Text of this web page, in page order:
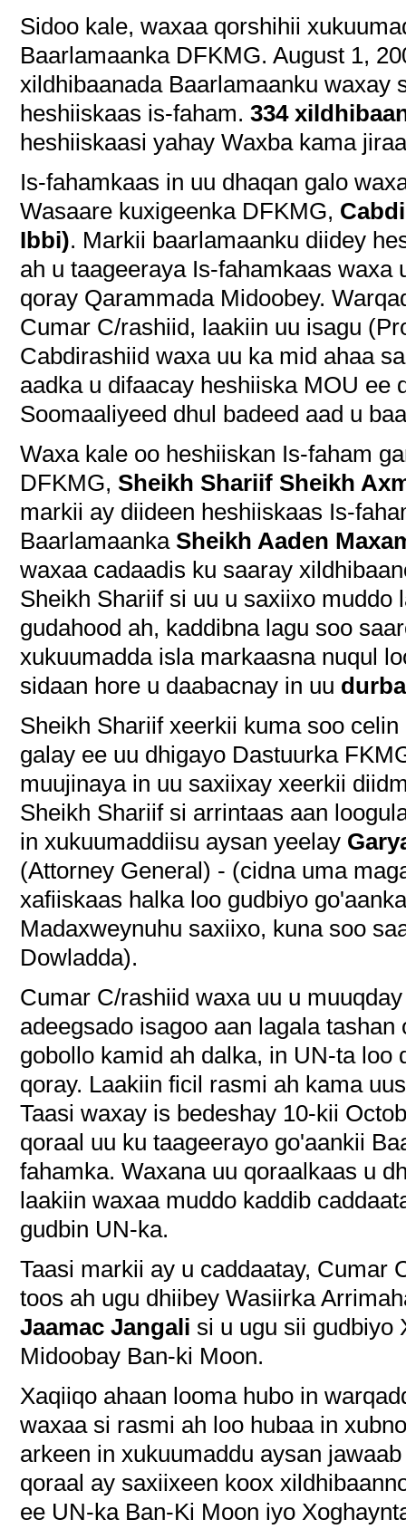
Sidoo kale, waxaa qorshihii
Baarlamaanka DFKMG. August 1,
xildhibaanada Baarlamaanku waxay
heshiiskaas is-faham. 334
heshiiskaasi yahay Waxba kama
Is-fahamkaas in uu dhaqan galo
Wasaare kuxigeenka DFKMG,
Ibbi). Markii baarlamaanku diidey
ah u taageeraya Is-fahamkaas waxa
qoray Qarammada Midoobey.
Cumar C/rashiid, laakiin uu isagu
Cabdirashiid waxa uu ka mid ahaa
aadka u difaacay heshiiska MOU ee
Soomaaliyeed dhul badeed aad u
Waxa kale oo heshiiskan Is-faham
DFKMG, Sheikh Shariif Sheikh
markii ay diideen heshiiskaas Is-
Baarlamaanka Sheikh Aaden
waxaa cadaadis ku saaray
Sheikh Shariif si uu u saxiixo muddo
gudahood ah, kaddibna lagu soo
xukuumadda isla markaasna nuqul
sidaan hore u daabacnay in uu
Sheikh Shariif xeerkii kuma soo
galay ee uu dhigayo Dastuurka
muujinaya in uu saxiixay xeerkii
Sheikh Shariif si arrintaas aan
in xukuumaddiisu aysan yeelay
(Attorney General) - (cidna uma
xafiiskaas halka loo gudbiyo
Madaxweynuhu saxiixo, kuna soo
Dowladda).
Cumar C/rashiid waxa uu u
adeegsado isagoo aan lagala
gobollo kamid ah dalka, in UN-ta loo
qoray. Laakiin ficil rasmi ah kama
Taasi waxay is bedeshay 10-kii
qoraal uu ku taageerayo go'aankii
fahamka. Waxana uu qoraalkaas u
laakiin waxaa muddo kaddib
gudbin UN-ka.
Taasi markii ay u caddaatay, Cumar
toos ah ugu dhiibey Wasiirka
Jaamac Jangali si u ugu sii gudbiyo
Midoobay Ban-ki Moon.
Xaqiiqo ahaan looma hubo in
waxaa si rasmi ah loo hubaa in
arkeen in xukuumaddu aysan
qoraal ay saxiixeen koox
ee UN-ka Ban-Ki Moon iyo